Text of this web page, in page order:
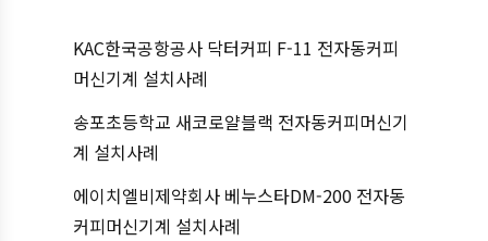
KAC한국공항공사 닥터커피 F-11 전자동커피
머신기계 설치사례
송포초등학교 새코로얄블랙 전자동커피머신기
계 설치사례
에이치엘비제약회사 베누스타DM-200 전자동
커피머신기계 설치사례